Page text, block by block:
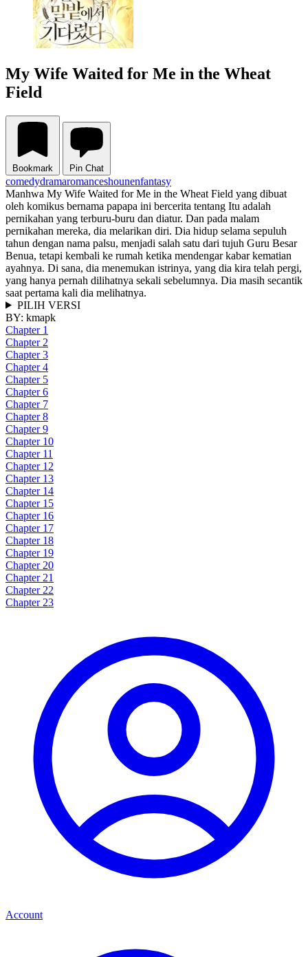
My Wife Waited for Me in the Wheat
Field
Bookmark Pin Chat
comedydramaromanceshounenfantasy
Manhwa My Wife Waited for Me in the Wheat Field yang dibuat
oleh komikus bernama papapa ini bercerita tentang Itu adalah
pernikahan yang terburu-buru dan diatur. Dan pada malam
pernikahan mereka, dia melarikan diri. Dia hidup selama sepuluh
tahun dengan nama palsu, menjadi salah satu dari tujuh Guru Besar
Benua, tetapi kembali ke rumah ketika mendengar kabar kematian
ayahnya. Di sana, dia menemukan istrinya, yang dia kira telah pergi,
yang hanya pernah dilihatnya sekali sebelumnya. Dia masih secantik
saat pertama kali dia melihatnya.
PILIH VERSI
BY: kmapk
Chapter 1
Chapter 2
Chapter 3
Chapter 4
Chapter 5
Chapter 6
Chapter 7
Chapter 8
Chapter 9
Chapter 10
Chapter 11
Chapter 12
Chapter 13
Chapter 14
Chapter 15
Chapter 16
Chapter 17
Chapter 18
Chapter 19
Chapter 20
Chapter 21
Chapter 22
Chapter 23
Account